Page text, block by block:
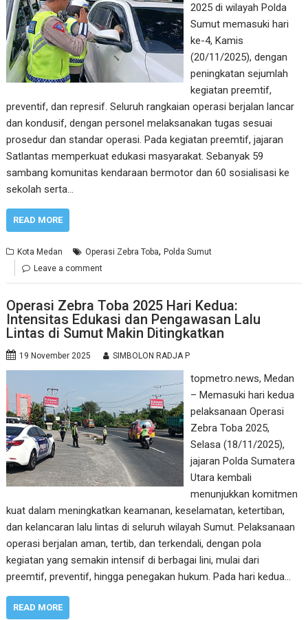
2025 di wilayah Polda
Sumut memasuki hari
ke-4, Kamis
(20/11/2025), dengan
peningkatan sejumlah
kegiatan preemtif,
preventif, dan represif. Seluruh rangkaian operasi berjalan lancar
dan kondusif, dengan personel melaksanakan tugas sesuai
prosedur dan standar operasi. Pada kegiatan preemtif, jajaran
Satlantas memperkuat edukasi masyarakat. Sebanyak 59
sambang komunitas kendaraan bermotor dan 60 sosialisasi ke
sekolah serta…
READ MORE
Kota Medan Operasi Zebra Toba,Polda Sumut
Leave a comment
Operasi Zebra Toba 2025 Hari Kedua:
Intensitas Edukasi dan Pengawasan Lalu
Lintas di Sumut Makin Ditingkatkan
19 November 2025 SIMBOLON RADJA P
topmetro.news, Medan
– Memasuki hari kedua
pelaksanaan Operasi
Zebra Toba 2025,
Selasa (18/11/2025),
jajaran Polda Sumatera
Utara kembali
menunjukkan komitmen
kuat dalam meningkatkan keamanan, keselamatan, ketertiban,
dan kelancaran lalu lintas di seluruh wilayah Sumut. Pelaksanaan
operasi berjalan aman, tertib, dan terkendali, dengan pola
kegiatan yang semakin intensif di berbagai lini, mulai dari
preemtif, preventif, hingga penegakan hukum. Pada hari kedua…
READ MORE